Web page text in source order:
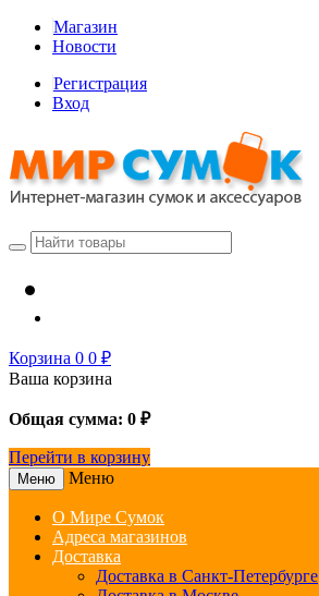
Магазин
Новости
Регистрация
Вход
Корзина 0 0 ₽
Ваша корзина
Общая сумма: 0 ₽
Перейти в корзину
Меню Меню
О Мире Сумок
Адреса магазинов
Доставка
Доставка в Санкт-Петербурге